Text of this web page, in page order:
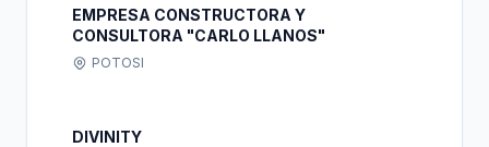
EMPRESA CONSTRUCTORA Y
CONSULTORA "CARLO LLANOS"
POTOSI
DIVINITY